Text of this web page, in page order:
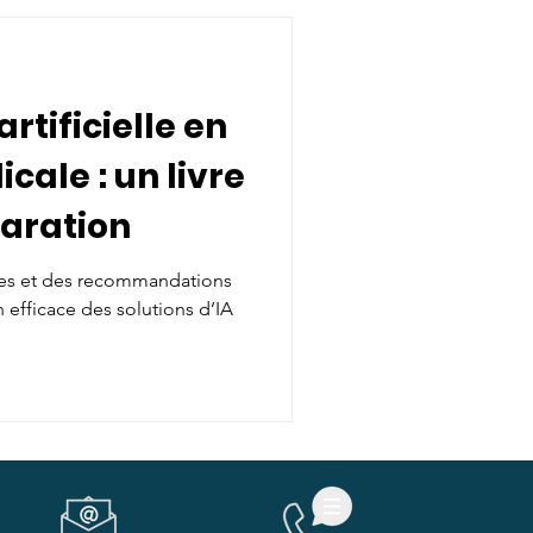
l'IA dans l'imagerie
en
: un livre
et des recommandations
des solutions d’IA